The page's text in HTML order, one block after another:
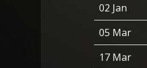
02 Jan
05 Mar
17 Mar